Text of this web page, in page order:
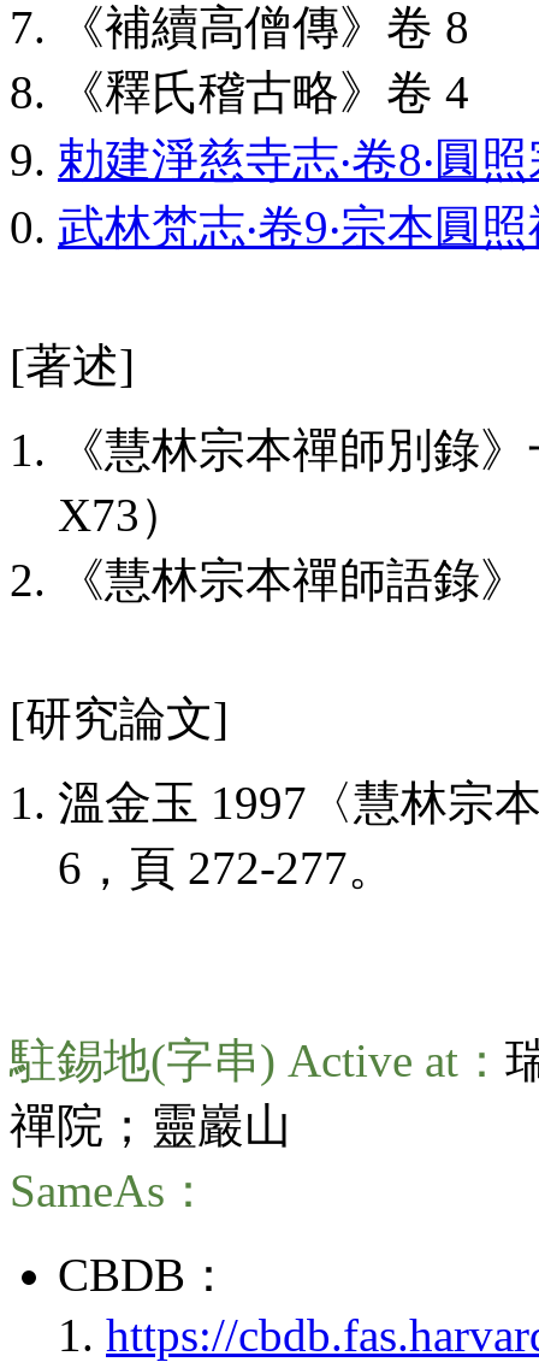
《補續高僧傳》卷 8
《釋氏稽古略》卷 4
勅建淨慈寺志‧卷8‧圓
武林梵志‧卷9‧宗本圓
[著述]
《慧林宗本禪師別錄
X73）
《慧林宗本禪師語錄》
[研究論文]
溫金玉 1997〈慧林宗
6，頁 272-277。
駐錫地(字串) Active at：
禪院；靈巖山
SameAs：
CBDB：
https://